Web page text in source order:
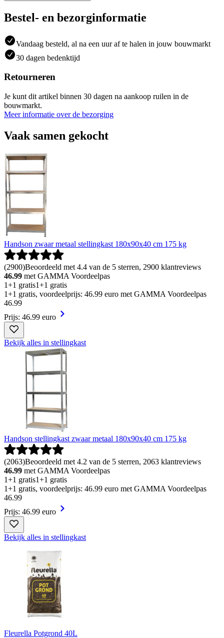
Bestel- en bezorginformatie
Vandaag besteld, al na een uur af te halen in jouw bouwmarkt
30 dagen bedenktijd
Retourneren
Je kunt dit artikel binnen 30 dagen na aankoop ruilen in de
bouwmarkt.
Meer informatie over de bezorging
Vaak samen gekocht
Handson zwaar metaal stellingkast 180x90x40 cm 175 kg
(2900)Beoordeeld met 4.4 van de 5 sterren, 2900 klantreviews
46.99 met GAMMA Voordeelpas
1+1 gratis1+1 gratis
1+1 gratis, voordeelprijs: 46.99 euro met GAMMA Voordeelpas
46.99
Prijs: 46.99 euro
Bekijk alles in stellingkast
Handson stellingkast zwaar metaal 180x90x40 cm 175 kg
(2063)Beoordeeld met 4.2 van de 5 sterren, 2063 klantreviews
46.99 met GAMMA Voordeelpas
1+1 gratis1+1 gratis
1+1 gratis, voordeelprijs: 46.99 euro met GAMMA Voordeelpas
46.99
Prijs: 46.99 euro
Bekijk alles in stellingkast
Fleurella Potgrond 40L